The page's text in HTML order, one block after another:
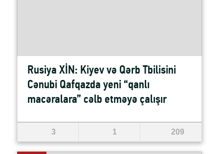
Rusiya XİN: Kiyev və Qərb Tbilisini
Cənubi Qafqazda yeni “qanlı
macəralara” cəlb etməyə çalışır
3 1 209